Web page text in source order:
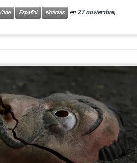
Cine Español Noticias en 27 noviembre,